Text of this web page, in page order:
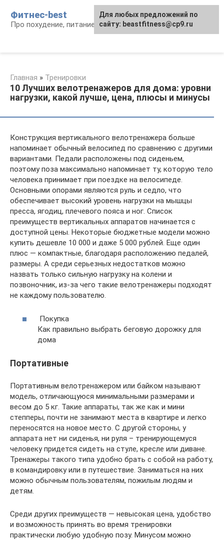
контенту
Фитнес-best
Про похудение, питание и фитнес
Главная » Тренировки
10 Лучших велотренажеров для дома: уровни
нагрузки, какой лучше, цена, плюсы и минусы
Конструкция вертикального велотренажера больше
напоминает обычный велосипед по сравнению с другими
вариантами. Педали расположены под сиденьем,
поэтому поза максимально напоминает ту, которую тело
человека принимает при поездке на велосипеде.
Основными опорами являются руль и седло, что
обеспечивает высокий уровень нагрузки на мышцы
пресса, ягодиц, плечевого пояса и ног. Список
преимуществ вертикальных аппаратов начинается с
доступной цены. Некоторые бюджетные модели можно
купить дешевле 10 000 и даже 5 000 рублей. Еще один
плюс — компактные, благодаря расположению педалей,
размеры. А среди серьезных недостатков можно
назвать только сильную нагрузку на колени и
позвоночник, из-за чего такие велотренажеры подходят
не каждому пользователю.
Покупка
Как правильно выбрать беговую дорожку для
дома
Портативные
Портативным велотренажером или байком называют
модель, отличающуюся минимальными размерами и
весом до 5 кг. Такие аппараты, так же как и мини
степперы, почти не занимают места в квартире и легко
переносятся на новое место. С другой стороны, у
аппарата нет ни сиденья, ни руля – тренирующемуся
человеку придется сидеть на стуле, кресле или диване.
Тренажеры такого типа удобно брать с собой на работу,
в командировку или в путешествие. Заниматься на них
можно обычным пользователям, пожилым людям и
детям.
Среди других преимуществ — невысокая цена, удобство
и возможность принять во время тренировки
практически любую удобную позу. Минусом можно
Для любых предложений по
сайту: beastfitness@cp9.ru